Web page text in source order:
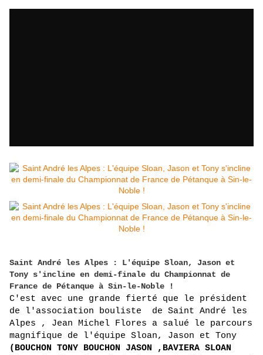
Saint André les Alpes : L'équipe Sloan, Jason et
Tony s'incline en demi-finale du Championnat de
France de Pétanque à Sin-le-Noble !
C'est avec une grande fierté que le président
de l'association bouliste  de Saint André les
Alpes , Jean Michel Flores a salué le parcours
(BOUCHON TONY BOUCHON JASON ,BAVIERA SLOAN